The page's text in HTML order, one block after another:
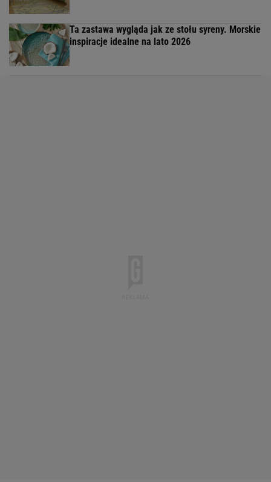
Ta zastawa wygląda jak ze stołu syreny. Morskie
inspiracje idealne na lato 2026